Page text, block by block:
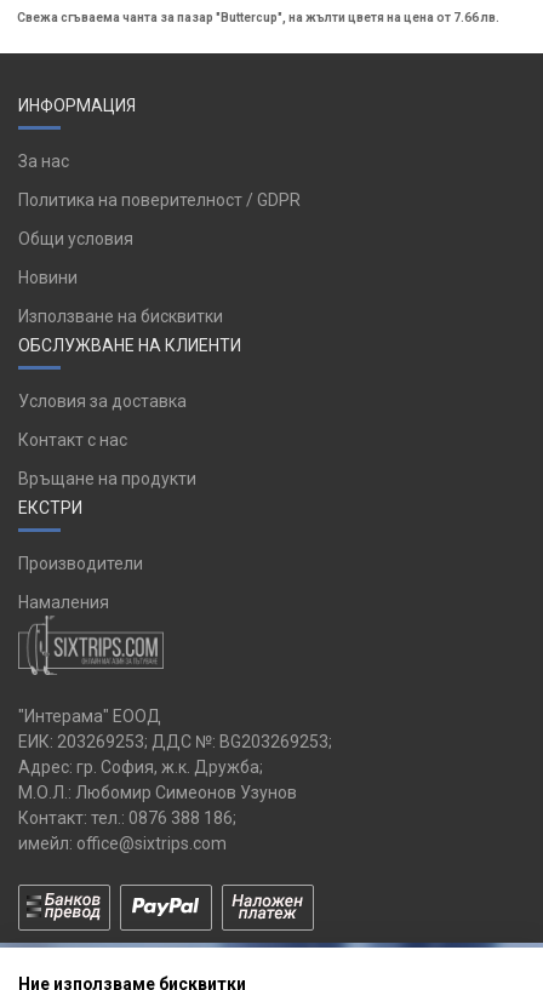
Свежа сгъваема чанта за пазар "Buttercup", на жълти цветя на цена от 7.66 лв.
ИНФОРМАЦИЯ
За нас
Политика на поверителност / GDPR
Общи условия
Новини
Използване на бисквитки
ОБСЛУЖВАНЕ НА КЛИЕНТИ
Условия за доставка
Контакт с нас
Връщане на продукти
ЕКСТРИ
Производители
Намаления
"Интерама" ЕООД
ЕИК: 203269253; ДДС №: BG203269253;
Адрес: гр. София, ж.к. Дружба;
М.О.Л.: Любомир Симеонов Узунов
Контакт: тел.: 0876 388 186;
имейл: office@sixtrips.com
Ние използваме бисквитки